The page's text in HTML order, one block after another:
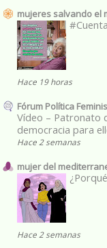
mujeres salvando el
Hace 19 horas
Fórum Política
Vídeo – Patronato
democracia para
Hace 2 semanas
mujer del
Hace 2 semanas